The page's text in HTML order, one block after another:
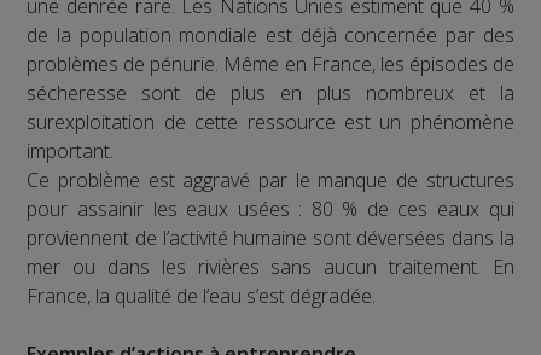
une denrée rare. Les Nations Unies estiment que 40 %
de la population mondiale est déjà concernée par des
problèmes de pénurie. Même en France, les épisodes de
sécheresse sont de plus en plus nombreux et la
surexploitation de cette ressource est un phénomène
important.
Ce problème est aggravé par le manque de structures
pour assainir les eaux usées : 80 % de ces eaux qui
proviennent de l’activité humaine sont déversées dans la
mer ou dans les rivières sans aucun traitement. En
France, la qualité de l’eau s’est dégradée.